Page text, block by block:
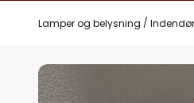
Lamper og belysning
Gå
til